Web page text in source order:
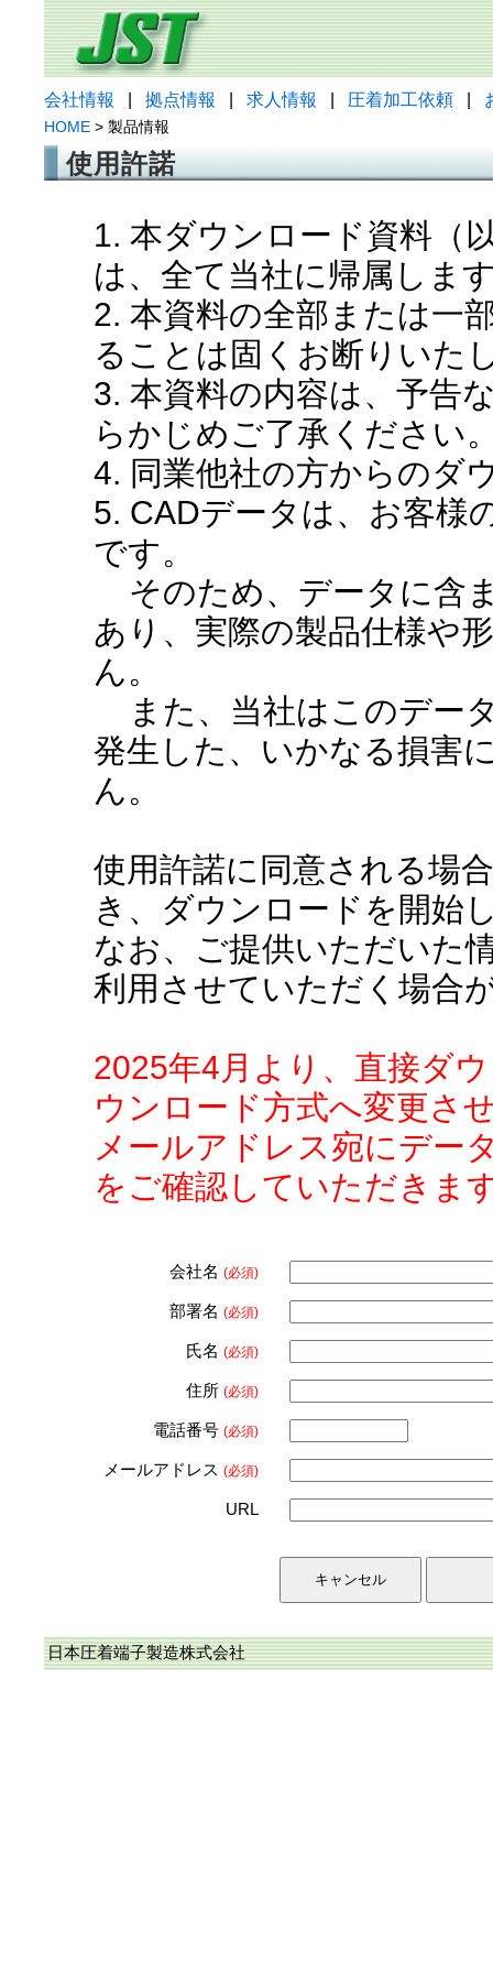
会社情報 拠点情報 求人情報 圧着加工依頼
HOME > 製品情報
使用許諾
1. 本ダウンロード資料（
は、全て当社に帰属しま
2. 本資料の全部または一
ることは固くお断りいた
3. 本資料の内容は、予告
らかじめご了承ください
4. 同業他社の方からのダ
5. CADデータは、お客様
です。
そのため、データに含
あり、実際の製品仕様や
ん。
また、当社はこのデー
発生した、いかなる損害
ん。
使用許諾に同意される場
き、ダウンロードを開始
なお、ご提供いただいた
利用させていただく場合
2025年4月より、直接ダ
ウンロード方式へ変更さ
メールアドレス宛にデー
をご確認していただきま
会社名 (必須)
部署名 (必須)
氏名 (必須)
住所 (必須)
電話番号 (必須)
メールアドレス (必須)
URL
日本圧着端子製造株式会社